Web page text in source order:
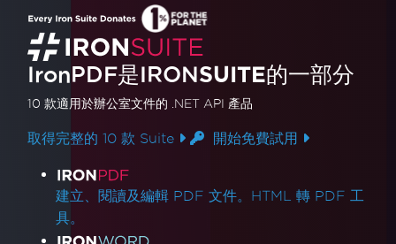
IronPDF是IRONSUITE的一部分
10 款適用於辦公室文件的 .NET API 產品
取得完整的 10 款 Suite 開始免費試用
產品連結
建立、閱讀及編輯 PDF 文件。HTML 轉 PDF 工
具。